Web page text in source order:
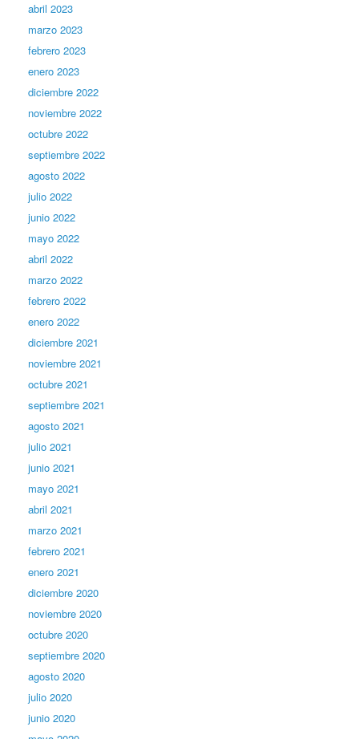
abril 2023
marzo 2023
febrero 2023
enero 2023
diciembre 2022
noviembre 2022
octubre 2022
septiembre 2022
agosto 2022
julio 2022
junio 2022
mayo 2022
abril 2022
marzo 2022
febrero 2022
enero 2022
diciembre 2021
noviembre 2021
octubre 2021
septiembre 2021
agosto 2021
julio 2021
junio 2021
mayo 2021
abril 2021
marzo 2021
febrero 2021
enero 2021
diciembre 2020
noviembre 2020
octubre 2020
septiembre 2020
agosto 2020
julio 2020
junio 2020